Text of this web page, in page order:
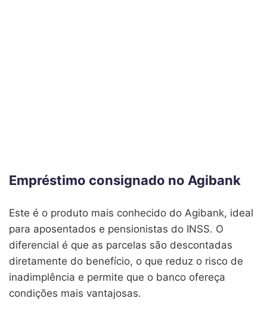
Empréstimo consignado no Agibank
Este é o produto mais conhecido do Agibank, ideal
para aposentados e pensionistas do INSS. O
diferencial é que as parcelas são descontadas
diretamente do benefício, o que reduz o risco de
inadimplência e permite que o banco ofereça
condições mais vantajosas.